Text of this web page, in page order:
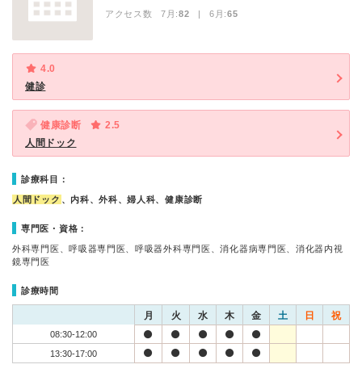
アクセス数 7月:82 | 6月:65
4.0
健診
健康診断
2.5
人間ドック
診療科目：
人間ドック 、内科、外科、婦人科、健康診断
専門医・資格：
外科専門医、呼吸器専門医、呼吸器外科専門医、消化器病専門医、消化器内視
鏡専門医
診療時間
月 火 水 木 金 土 日 祝
08:30-12:00
13:30-17:00